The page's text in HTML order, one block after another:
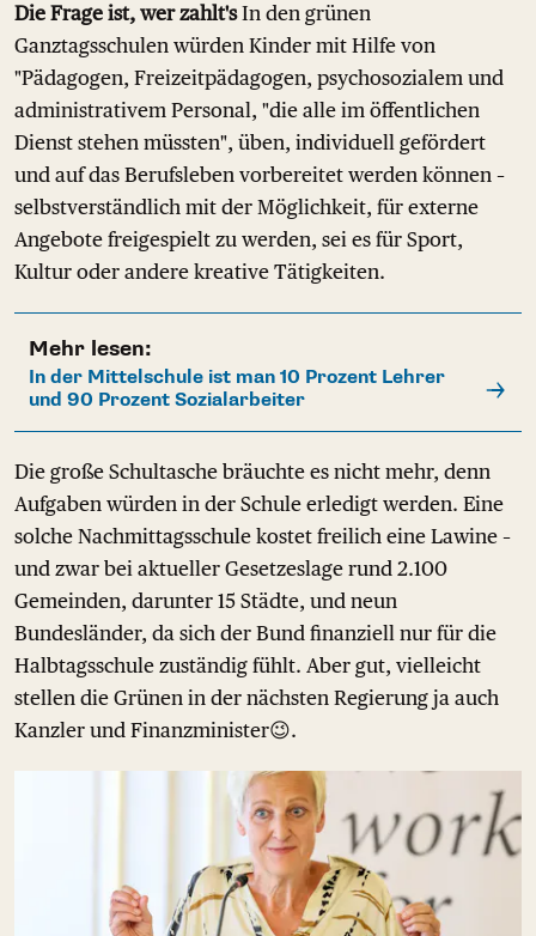
Die Frage ist, wer zahlt'sIn den grünen
Ganztagsschulen würden Kinder mit Hilfe von
"Pädagogen, Freizeitpädagogen, psychosozialem und
administrativem Personal, "die alle im öffentlichen
Dienst stehen müssten", üben, individuell gefördert
und auf das Berufsleben vorbereitet werden können –
selbstverständlich mit der Möglichkeit, für externe
Angebote freigespielt zu werden, sei es für Sport,
Kultur oder andere kreative Tätigkeiten.
Mehr lesen:
In der Mittelschule ist man 10 Prozent Lehrer
und 90 Prozent Sozialarbeiter
Die große Schultasche bräuchte es nicht mehr, denn
Aufgaben würden in der Schule erledigt werden. Eine
solche Nachmittagsschule kostet freilich eine Lawine –
und zwar bei aktueller Gesetzeslage rund 2.100
Gemeinden, darunter 15 Städte, und neun
Bundesländer, da sich der Bund finanziell nur für die
Halbtagsschule zuständig fühlt. Aber gut, vielleicht
stellen die Grünen in der nächsten Regierung ja auch
Kanzler und Finanzminister😉.